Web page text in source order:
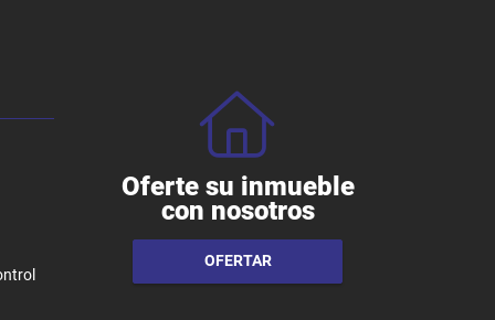
Oferte su inmueble
con nosotros
OFERTAR